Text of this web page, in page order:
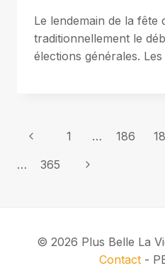
Le lendemain de la fête
traditionnellement le
élections générales.
Page
navigation
Previous
Page
1 … 186
…
365
Next
© 2026 Plus Belle La
Contact -